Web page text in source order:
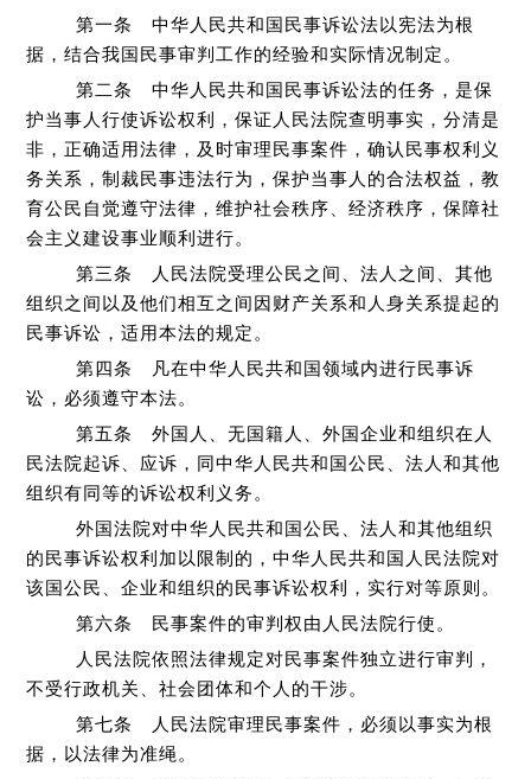
第一条 中华人民共和国民事诉讼法以宪法为根
据，结合我国民事审判工作的经验和实际情况制定。
第二条 中华人民共和国民事诉讼法的任务，是保
护当事人行使诉讼权利，保证人民法院查明事实，分清是
非，正确适用法律，及时审理民事案件，确认民事权利义
务关系，制裁民事违法行为，保护当事人的合法权益，教
育公民自觉遵守法律，维护社会秩序、经济秩序，保障社
会主义建设事业顺利进行。
第三条 人民法院受理公民之间、法人之间、其他
组织之间以及他们相互之间因财产关系和人身关系提起的
民事诉讼，适用本法的规定。
第四条 凡在中华人民共和国领域内进行民事诉
讼，必须遵守本法。
第五条 外国人、无国籍人、外国企业和组织在人
民法院起诉、应诉，同中华人民共和国公民、法人和其他
组织有同等的诉讼权利义务。
外国法院对中华人民共和国公民、法人和其他组织
的民事诉讼权利加以限制的，中华人民共和国人民法院对
该国公民、企业和组织的民事诉讼权利，实行对等原则。
第六条 民事案件的审判权由人民法院行使。
人民法院依照法律规定对民事案件独立进行审判，
不受行政机关、社会团体和个人的干涉。
第七条 人民法院审理民事案件，必须以事实为根
据，以法律为准绳。